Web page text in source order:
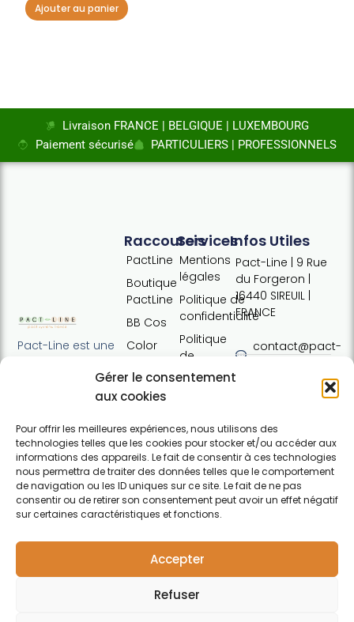
Gérer le consentement
aux cookies
Pour offrir les meilleures expériences, nous utilisons des
technologies telles que les cookies pour stocker et/ou accéder aux
informations des appareils. Le fait de consentir à ces technologies
nous permettra de traiter des données telles que le comportement
de navigation ou les ID uniques sur ce site. Le fait de ne pas
consentir ou de retirer son consentement peut avoir un effet négatif
sur certaines caractéristiques et fonctions.
Accepter
Refuser
Ajouter au panier
Livraison FRANCE | BELGIQUE | LUXEMBOURG
Paiement sécurisé
PARTICULIERS | PROFESSIONNELS
Pact-Line est une
proposant des
capillaires de
haute qualité et
soucieux du
respect de
l'environnement.
Pour particuliers et
F
Services
Mentions
légales
Politique de
confidentialité
Politique
de
cookies
de vente
Contact
Raccourcis
PactLine
Boutique
PactLine
BB Cos
Color
Pure
Elements
Infos Utiles
Pact-Line | 9 Rue
du Forgeron |
16440 SIREUIL |
FRANCE
contact@pact-
Tel : +33 (0)7
Horaires:
Lundi · 13h30 ·
17h30 | Mardi,
mercredi,
jeudi : 09h30 ·
12h30 / 13h30 ·
Vendredi :